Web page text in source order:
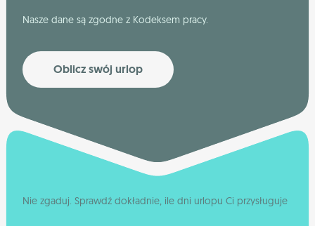
Nasze dane są zgodne z Kodeksem pracy.
Oblicz swój urlop
Nie zgaduj. Sprawdź dokładnie, ile dni urlopu Ci przysługuje